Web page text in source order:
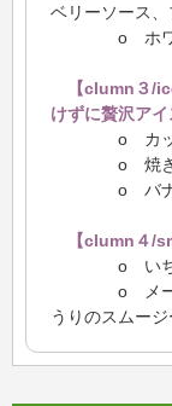
ベリーソース
o ホワイト
【clumn３/
けずに贅沢アイ
o カッ
o 焼きい
o バナナ
【clumn４/
o いちごの
o メープル
うりのスムージ